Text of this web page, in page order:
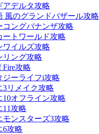
アデルタ攻略
風のグランドバザール攻略
コングバナンザ攻略
ートワールド攻略
ワイルズ攻略
リング攻略
Fire攻略
ジーライフi攻略
3リメイク攻略
10オフライン攻略
11攻略
モンスターズ3攻略
6攻略